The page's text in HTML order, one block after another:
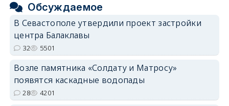
Обсуждаемое
В Севастополе утвердили проект застройки
центра Балаклавы
32 5501
Возле памятника «Солдату и Матросу»
появятся каскадные водопады
28 4201